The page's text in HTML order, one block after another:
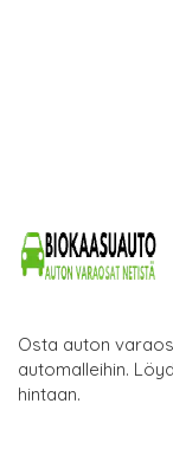
Osta auton
automalleihin.
hintaan.